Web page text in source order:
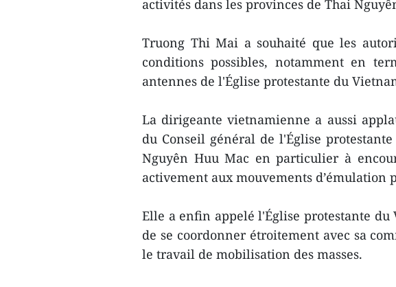
activités dans les provinces de Thai
Truong Thi Mai a souhaité que les
conditions possibles, notamment en
antennes de l'Église protestante du
La dirigeante vietnamienne a aussi
du Conseil général de l'Église
Nguyên Huu Mac en particulier à
activement aux mouvements d’émulation
Elle a enfin appelé l'Église protestante
de se coordonner étroitement avec sa
le travail de mobilisation des masses.